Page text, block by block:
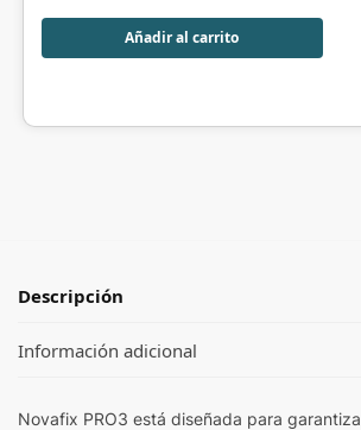
Añadir al carrito
Descripción
Información adicional
Novafix PRO3 está diseñada para